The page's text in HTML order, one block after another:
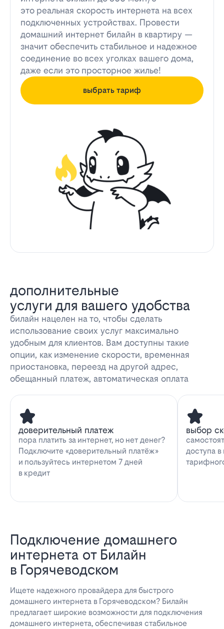
это реальная скорость интернета на всех
подключенных устройствах. Провести
домашний интернет билайн в квартиру —
значит обеспечить стабильное и надежное
соединение во всех уголках вашего дома,
даже если это просторное жилье!
выбрать тариф
дополнительные
услуги для вашего удобства
билайн нацелен на то, чтобы сделать
использование своих услуг максимально
удобным для клиентов. Вам доступны такие
опции, как изменение скорости, временная
приостановка, переезд на другой адрес,
обещанный платеж, автоматическая оплата
доверительный платеж
пора платить за интернет, но нет денег?
Подключите «доверительный платёж»
и пользуйтесь интернетом 7 дней
в кредит
выбор
доступа
Подключение домашнего
интернета от Билайн
в Горячеводском
Ищете надежного провайдера для быстрого
домашнего интернета в Горячеводском? Билайн
предлагает широкие возможности для подключения
домашнего интернета, обеспечивая стабильное